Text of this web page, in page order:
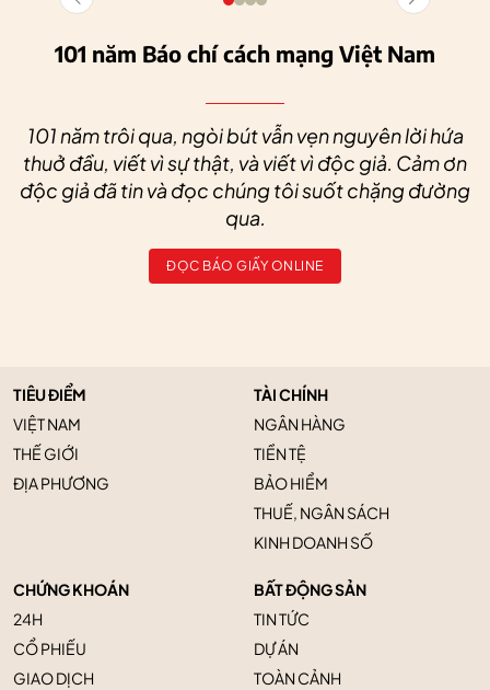
101 năm Báo chí cách mạng Việt Nam
101 năm trôi qua, ngòi bút vẫn vẹn nguyên lời hứa
thuở đầu, viết vì sự thật, và viết vì độc giả. Cảm ơn
độc giả đã tin và đọc chúng tôi suốt chặng đường
qua.
ĐỌC BÁO GIẤY ONLINE
TIÊU ĐIỂM
VIỆT NAM
THẾ GIỚI
ĐỊA PHƯƠNG
TÀI CHÍNH
NGÂN HÀNG
TIỀN TỆ
BẢO HIỂM
THUẾ, NGÂN SÁCH
KINH DOANH SỐ
CHỨNG KHOÁN
24H
CỔ PHIẾU
GIAO DỊCH
BẤT ĐỘNG SẢN
TIN TỨC
DỰ ÁN
TOÀN CẢNH